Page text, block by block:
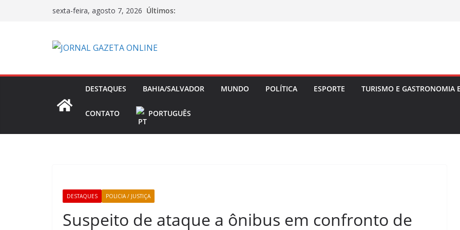
sexta-feira, agosto 7, 2026 Últimos:
DESTAQUES BAHIA/SALVADOR MUNDO POLÍTICA ESPORTE TURISMO E GASTRONOMIA
CONTATO PORTUGUÊS
DESTAQUES POLICIA / JUSTIÇA
Suspeito de ataque a ônibus em confronto de